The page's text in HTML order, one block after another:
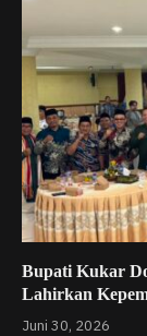
Bupati Kukar
Lahirkan
Juni 30, 2026